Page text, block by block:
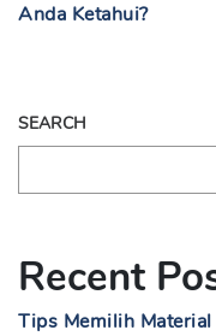
Anda Ketahui?
SEARCH
Recent
Tips Memilih